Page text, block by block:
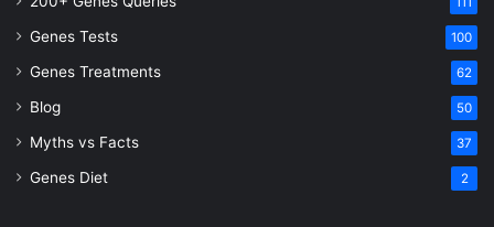
Genes Tests 100
Genes Treatments 62
Blog 50
Myths vs Facts 37
Genes Diet 2